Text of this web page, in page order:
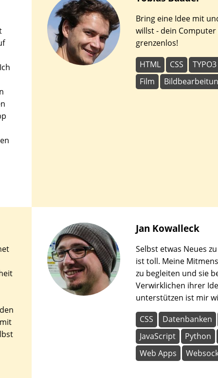
Bring eine Idee mit
willst - dein
grenzenlos!
HTML CSS TYPO3
Film
Jan Kowalleck
Selbst etwas Neues
ist toll. Meine
zu begleiten und sie
Verwirklichen ihrer
unterstützen ist mir
CSS Datenbanken
JavaScript
Python
Web Apps